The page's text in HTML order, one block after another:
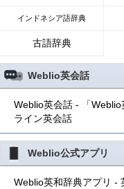
インドネシア語辞典
古語辞典
Weblio英会話
Weblio英会話 - 「
ライン英会話
Weblio公式アプリ
Weblio英和辞典アプリ -